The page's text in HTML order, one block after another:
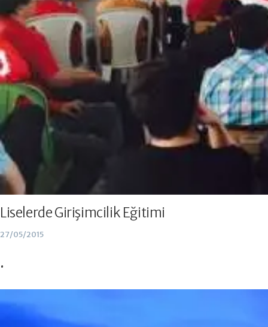
Liselerde Girişimcilik Eğitimi
27/05/2015
.